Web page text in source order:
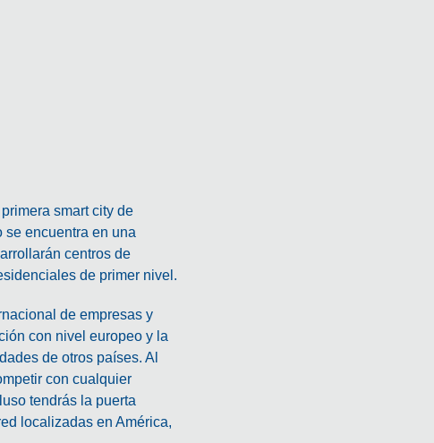
smart city de
encuentra en una
centros de
de primer nivel.
de empresas y
con nivel europeo y la
de otros países. Al
con cualquier
tendrás la puerta
localizadas en América,